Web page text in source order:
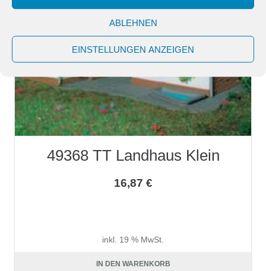
ABLEHNEN
EINSTELLUNGEN ANZEIGEN
49368 TT Landhaus Klein
16,87 €
inkl. 19 % MwSt.
zzgl.Versandkosten
IN DEN WARENKORB